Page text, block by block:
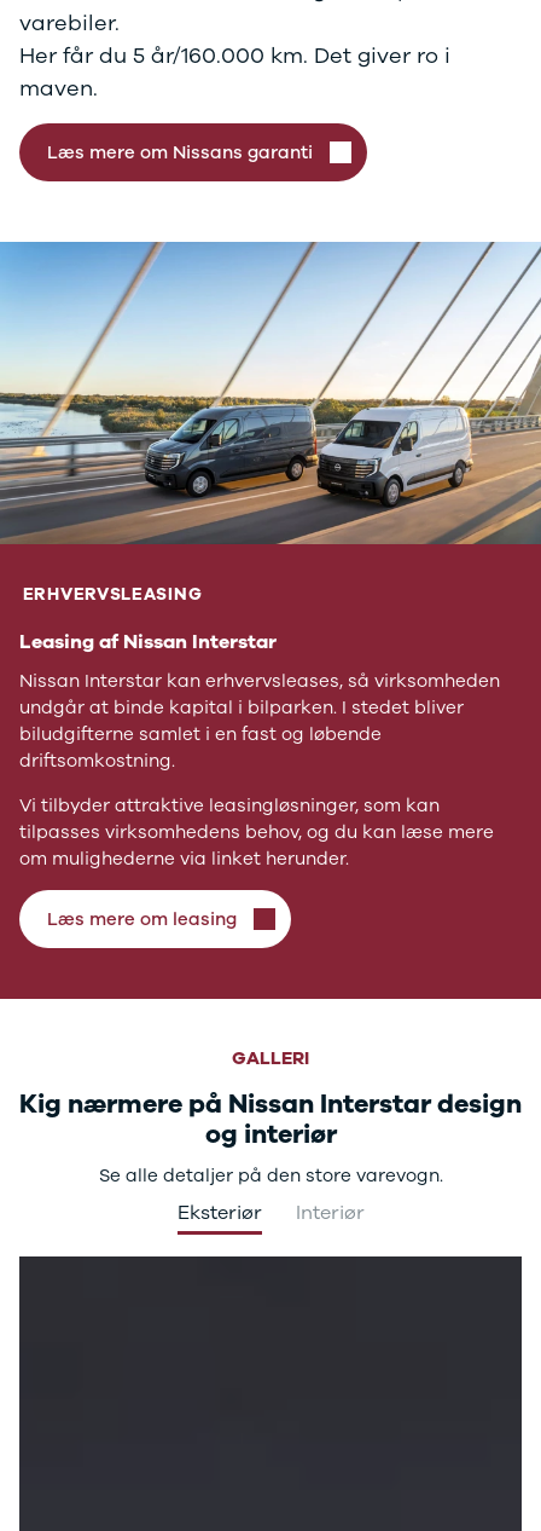
varebiler.
Her får du 5 år/160.000 km. Det giver ro i
maven.
Læs mere om Nissans garanti
ERHVERVSLEASING
Leasing af Nissan Interstar
Nissan Interstar kan erhvervsleases, så virksomheden
undgår at binde kapital i bilparken. I stedet bliver
biludgifterne samlet i en fast og løbende
driftsomkostning.
Vi tilbyder attraktive leasingløsninger, som kan
tilpasses virksomhedens behov, og du kan læse mere
om mulighederne via linket herunder.
Læs mere om leasing
GALLERI
Kig nærmere på Nissan Interstar design
og interiør
Se alle detaljer på den store varevogn.
Eksteriør Interiør